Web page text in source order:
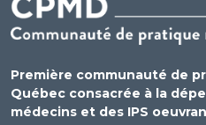
Première communauté de
Québec consacrée à la
médecins et des IPS